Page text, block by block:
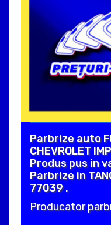
Parbrize auto
CHEVROLET
Produs pus in
Parbrize in
77039 .
Producator